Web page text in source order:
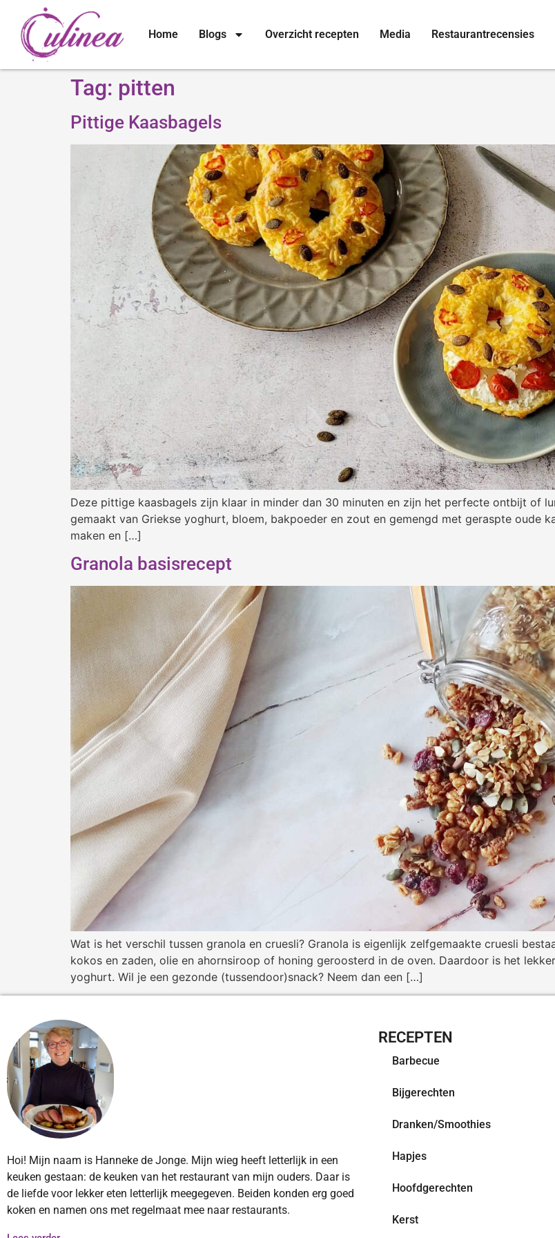
Home Blogs Overzicht recepten Media Restaurantrecensies
Tag: pitten
Pittige Kaasbagels
Deze pittige kaasbagels zijn klaar in minder dan 30 minuten en zijn het perfecte ontbijt of
gemaakt van Griekse yoghurt, bloem, bakpoeder en zout en gemengd met geraspte oude
maken en […]
Granola basisrecept
Wat is het verschil tussen granola en cruesli? Granola is eigenlijk zelfgemaakte cruesli
kokos en zaden, olie en ahornsiroop of honing geroosterd in de oven. Daardoor is het
yoghurt. Wil je een gezonde (tussendoor)snack? Neem dan een […]
Hoi! Mijn naam is Hanneke de Jonge. Mijn wieg heeft letterlijk in een
keuken gestaan: de keuken van het restaurant van mijn ouders. Daar is
de liefde voor lekker eten letterlijk meegegeven. Beiden konden erg goed
koken en namen ons met regelmaat mee naar restaurants.
RECEPTEN
Barbecue
Bijgerechten
Dranken/Smoothies
Hapjes
Hoofdgerechten
Kerst